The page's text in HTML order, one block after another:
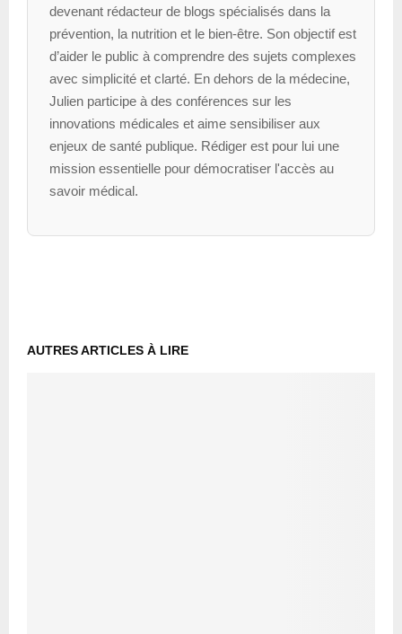
devenant rédacteur de blogs spécialisés dans la
prévention, la nutrition et le bien-être. Son objectif est
d’aider le public à comprendre des sujets complexes
avec simplicité et clarté. En dehors de la médecine,
Julien participe à des conférences sur les
innovations médicales et aime sensibiliser aux
enjeux de santé publique. Rédiger est pour lui une
mission essentielle pour démocratiser l'accès au
savoir médical.
AUTRES ARTICLES À LIRE